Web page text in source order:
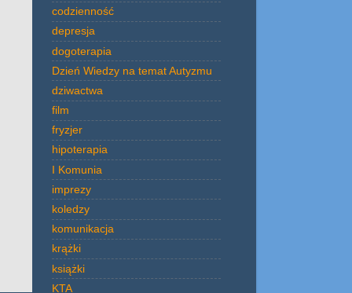
codzienność
depresja
dogoterapia
Dzień Wiedzy na temat Autyzmu
dziwactwa
film
fryzjer
hipoterapia
I Komunia
imprezy
koledzy
komunikacja
krążki
książki
KTA